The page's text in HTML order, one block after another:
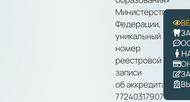
Министерства
Федерации,
уникальный
номер
реестровой
записи
об аккредитации
7724031790733,